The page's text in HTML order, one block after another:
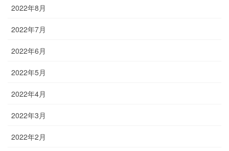
2022年8月
2022年7月
2022年6月
2022年5月
2022年4月
2022年3月
2022年2月